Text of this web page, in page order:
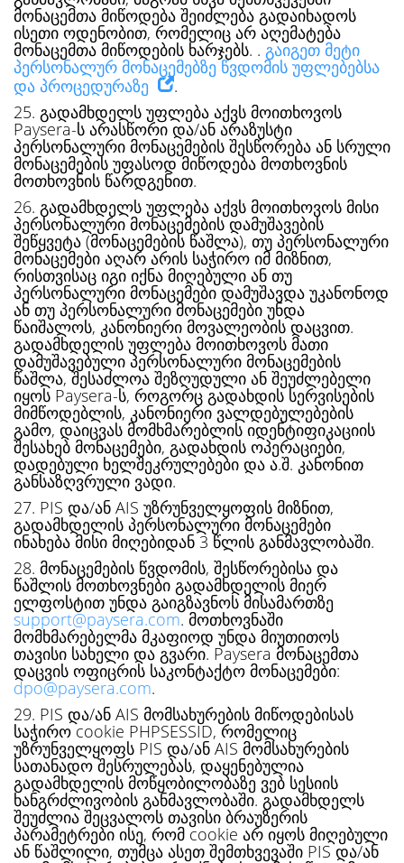
მონაცემთა მიწოდება შეიძლება გადაიხადოს
ისეთი ოდენობით, რომელიც არ აღემატება
მონაცემთა მიწოდების ხარჯებს. . გაიგეთ მეტი
პერსონალურ მონაცემებზე წვდომის უფლებებსა
და პროცედურაზე
.
25. გადამხდელს უფლება აქვს მოითხოვოს
Paysera-ს არასწორი და/ან არაზუსტი
პერსონალური მონაცემების შესწორება ან სრული
მონაცემების უფასოდ მიწოდება მოთხოვნის
მოთხოვნის წარდგენით.
26. გადამხდელს უფლება აქვს მოითხოვოს მისი
პერსონალური მონაცემების დამუშავების
შეწყვეტა (მონაცემების წაშლა), თუ პერსონალური
მონაცემები აღარ არის საჭირო იმ მიზნით,
რისთვისაც იგი იქნა მიღებული ან თუ
პერსონალური მონაცემები დამუშავდა უკანონოდ
ან თუ პერსონალური მონაცემები უნდა
წაიშალოს, კანონიერი მოვალეობის დაცვით.
გადამხდელის უფლება მოითხოვოს მათი
დამუშავებული პერსონალური მონაცემების
წაშლა, შესაძლოა შეზღუდული ან შეუძლებელი
იყოს Paysera-ს, როგორც გადახდის სერვისების
მიმწოდებლის, კანონიერი ვალდებულებების
გამო, დაიცვას მომხმარებლის იდენტიფიკაციის
შესახებ მონაცემები, გადახდის ოპერაციები,
დადებული ხელშეკრულებები და ა.შ. კანონით
განსაზღვრული ვადი.
27. PIS და/ან AIS უზრუნველყოფის მიზნით,
გადამხდელის პერსონალური მონაცემები
ინახება მისი მიღებიდან 3 წლის განმავლობაში.
28. მონაცემების წვდომის, შესწორებისა და
წაშლის მოთხოვნები გადამხდელის მიერ
ელფოსტით უნდა გაიგზავნოს მისამართზე
support@paysera.com. მოთხოვნაში
მომხმარებელმა მკაფიოდ უნდა მიუთითოს
თავისი სახელი და გვარი. Paysera მონაცემთა
დაცვის ოფიცრის საკონტაქტო მონაცემები:
dpo@paysera.com.
29. PIS და/ან AIS მომსახურების მიწოდებისას
საჭირო cookie PHPSESSID, რომელიც
უზრუნველყოფს PIS და/ან AIS მომსახურების
სათანადო შესრულებას, დაყენებულია
გადამხდელის მოწყობილობაზე ვებ სესიის
ხანგრძლივობის განმავლობაში. გადამხდელს
შეუძლია შეცვალოს თავისი ბრაუზერის
პარამეტრები ისე, რომ cookie არ იყოს მიღებული
ან წაშლილი, თუმცა ასეთ შემთხვევაში PIS და/ან